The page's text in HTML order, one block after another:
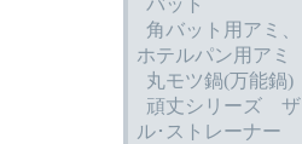
バット
角バット用アミ、
ホテルパン用アミ
丸モツ鍋(万能鍋)
頑丈シリーズ ザ
ル･ストレーナー